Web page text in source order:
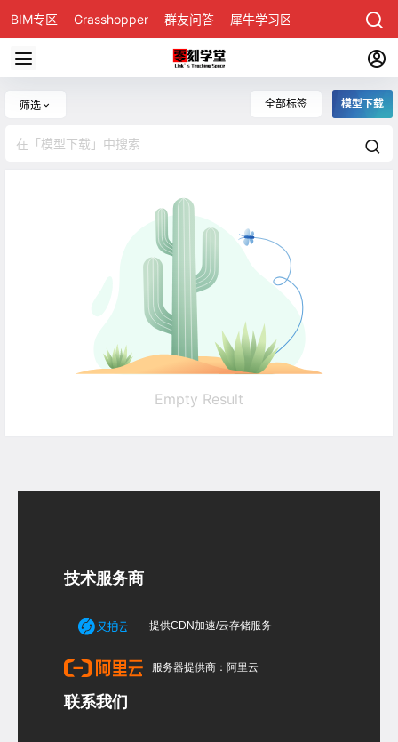
BIM专区 Grasshopper 群友问答 犀牛学习区
筛选 全部标签 模型下载
Empty Result
技术服务商
提供CDN加速/云存储服务
服务器提供商：阿里云
联系我们